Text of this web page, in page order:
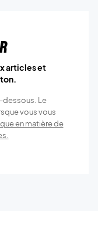
articles et
dessous. Le
vous vous
en matière de